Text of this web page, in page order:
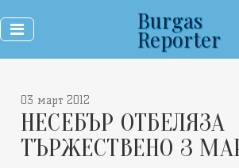
Burgas
Reporter
03 март 2012
НЕСЕБЪР ОТБЕЛЯЗА
ТЪРЖЕСТВЕНО 3